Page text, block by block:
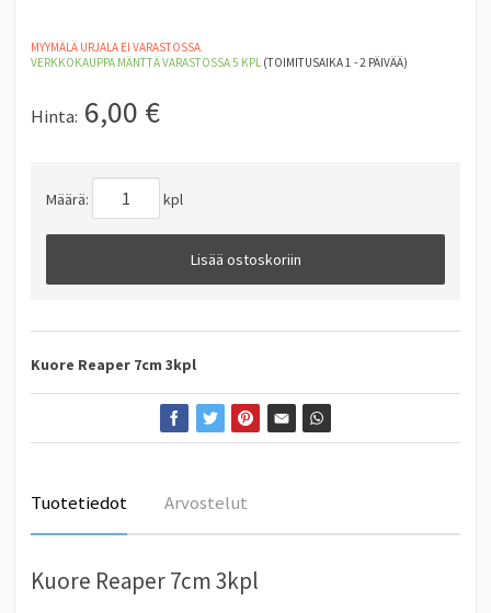
MYYMÄLÄ URJALA EI VARASTOSSA
VERKKOKAUPPA MÄNTTÄVARASTOSSA 5 KPL(TOIMITUSAIKA 1 - 2 PÄIVÄÄ)
Hinta: 6,00 €
Määrä: kpl
Lisää ostoskoriin
Kuore Reaper 7cm 3kpl
Tuotetiedot Arvostelut
Kuore Reaper 7cm 3kpl